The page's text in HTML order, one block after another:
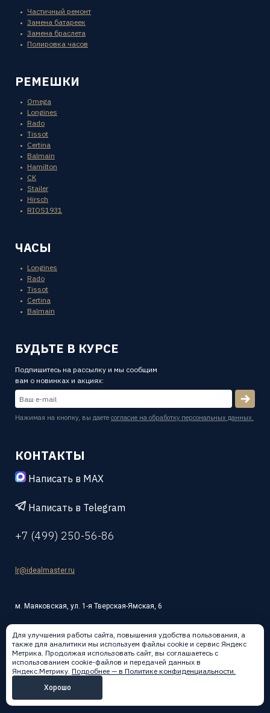
Частичный ремонт
Замена батареек
Замена браслета
Полировка часов
РЕМЕШКИ
Omega
Longines
Rado
Tissot
Certina
Balmain
Hamilton
CK
Stailer
Hirsch
RIOS1931
ЧАСЫ
Longines
Rado
Tissot
Certina
Balmain
БУДЬТЕ В КУРСЕ
Подпишитесь на рассылку и мы сообщим
вам о новинках и акциях:
Нажимая на кнопку, вы даете согласие на обработку персональных данных.
КОНТАКТЫ
Написать в MAX
Написать в Telegram
+7 (499) 250-56-86
lr@idealmaster.ru
м. Маяковская, ул. 1-я Тверская-Ямская, 6
Написать в:
Для улучшения работы сайта, повышения удобства пользования, а
также для аналитики мы используем файлы cookie и сервис Яндекс
Метрика. Продолжая использовать сайт, вы соглашаетесь с
использованием cookie-файлов и передачей данных в
Яндекс.Метрику. Подробнее — в Политике конфиденциальности.
Хорошо